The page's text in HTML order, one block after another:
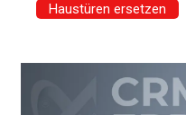
Haustüren ersetzen